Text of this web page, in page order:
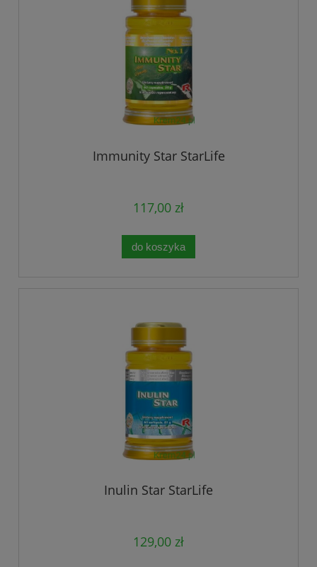
Immunity Star StarLife
117,00 zł
do koszyka
Inulin Star StarLife
129,00 zł